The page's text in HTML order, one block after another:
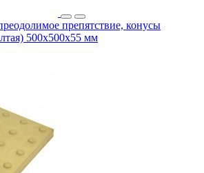
препятствие, конусы
500х500х55 мм